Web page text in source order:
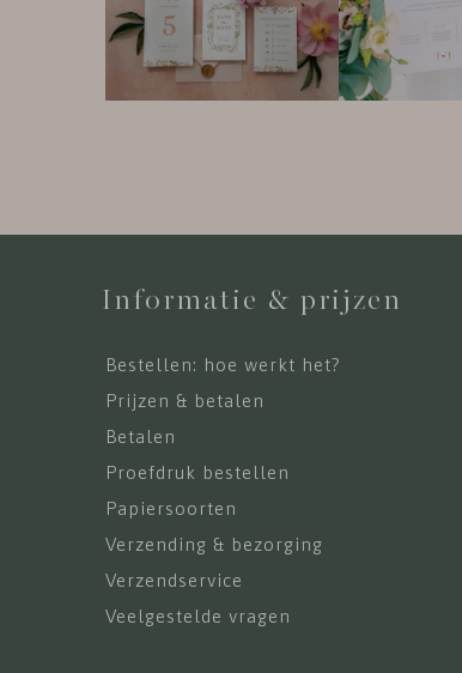
Informatie & prijzen
Bestellen: hoe werkt het?
Prijzen & betalen
Betalen
Proefdruk bestellen
Papiersoorten
Verzending & bezorging
Verzendservice
Veelgestelde vragen